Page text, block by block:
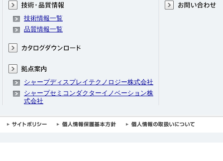
技術情報一覧
品質情報一覧
シャープディスプレイテクノロジー株式会社
シャープセミコンダクターイノベーション株
式会社